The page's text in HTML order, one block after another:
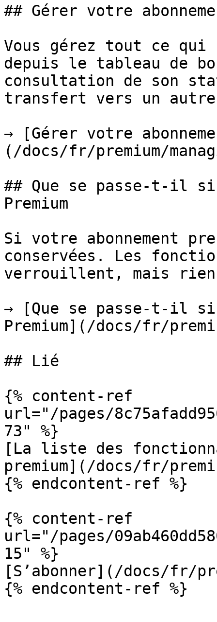
## Gérer votre
Vous gérez tout ce qui
depuis le tableau de
consultation de son
transfert vers un
→ [Gérer votre
(/docs/fr/premium/
## Que se passe-t-il
Premium
Si votre abonnement
conservées. Les
verrouillent, mais
→ [Que se passe-t-il
Premium](/docs/fr/
## Lié
{% content-ref
url="/pages/
73" %}
[La liste des
premium](/docs/fr/
{% endcontent-ref %}
{% content-ref
url="/pages/
15" %}
[S’abonner](/docs/fr/
{% endcontent-ref %}